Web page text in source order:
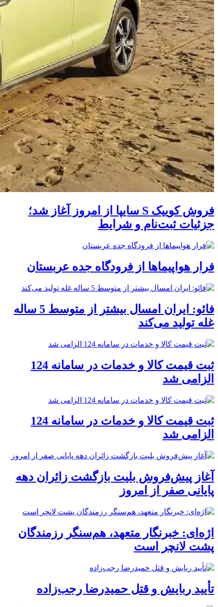
فروش کوییک S سایپا از امروز آغاز شد؛
جزئیات ثبت‌نام و شرایط
فرار هواپیماها از فرودگاه جده عربستان
فائو: ایران امسال بیشتر از متوسط 5 ساله
غله تولید می‌کند
ثبت قیمت کالا و خدمات در سامانه 124
الزامی شد
ثبت قیمت کالا و خدمات در سامانه 124
الزامی شد
آغاز پیش‌فروش بلیت بازگشت زائران دهه
پایانی صفر از امروز
اژه‌ای: خبرنگار متعهد، هم‌سنگر رزمندگان
پشت لانچر است
تأیید ربایش و قتل حمیدرضا رجب‌زاده